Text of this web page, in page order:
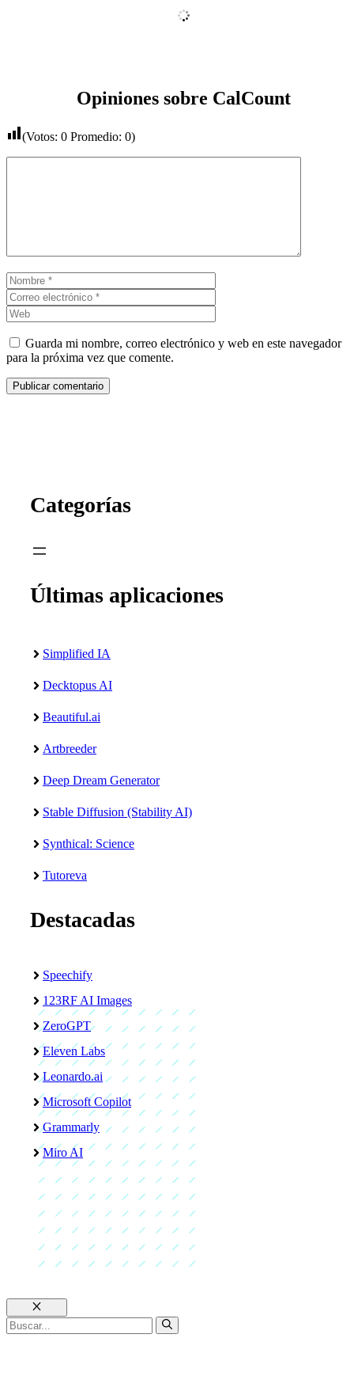
Opiniones sobre CalCount
(Votos: 0 Promedio: 0)
Nombre
electrónico
Guarda mi nombre, correo electrónico y web en este navegador
para la próxima vez que comente.
Categorías
Últimas aplicaciones
Simplified IA
Decktopus AI
Beautiful.ai
Artbreeder
Deep Dream Generator
Stable Diffusion (Stability AI)
Synthical: Science
Tutoreva
Destacadas
Speechify
123RF AI Images
ZeroGPT
Eleven Labs
Leonardo.ai
Microsoft Copilot
Grammarly
Miro AI
Cerrar
Buscar: